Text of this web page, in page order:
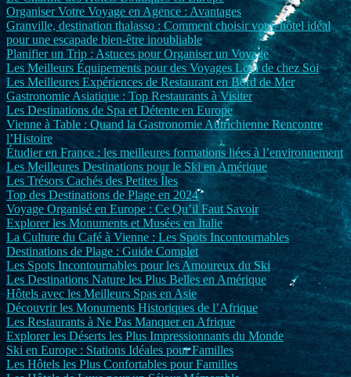
Organiser Votre Voyage en Agence : Avantages
Granville, destination thalasso : Comment choisir votre hôtel idéal
pour une escapade bien-être inoubliable
Planifier un Trip : Astuces pour Organiser un Voyage
Les Meilleurs Équipements pour des Voyages Loin de chez Soi
Les Meilleures Expériences de Restaurant en Bord de Mer
Gastronomie Asiatique : Top Restaurants à Visiter
Les Destinations de Spa et Détente en Europe
Vienne à Table : Quand la Gastronomie Autrichienne Rencontre
l’Histoire
Étudier en France : les meilleures formations liées à l’environnement
Les Meilleures Destinations pour le Ski en Amérique
Les Trésors Cachés des Petites Îles
Top des Destinations de Plage en 2024
Voyage Organisé en Europe : Ce Qu’il Faut Savoir
Explorer les Monuments et Musées en Italie
La Culture du Café à Vienne : Les Spots Incontournables
Destinations de Plage : Guide Complet
Les Spots Incontournables pour les Amoureux du Ski
Les Destinations Nature les Plus Belles en Amérique
Hôtels avec les Meilleurs Spas en Asie
Découvrir les Monuments Historiques de l’Afrique
Les Restaurants à Ne Pas Manquer en Afrique
Explorer les Déserts les Plus Impressionnants du Monde
Ski en Europe : Stations Idéales pour Familles
Les Hôtels les Plus Confortables pour Familles